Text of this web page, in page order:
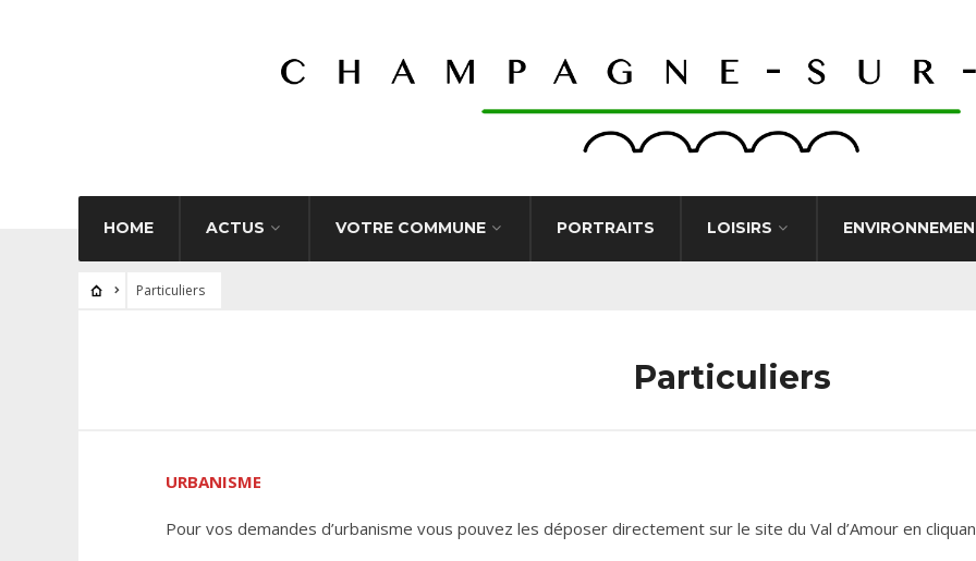
HOME ACTUS VOTRE COMMUNE PORTRAITS LOISIRS
Particuliers
Particuliers
URBANISME
Pour vos demandes d’urbanisme vous pouvez les déposer directement sur le site du Val d’Amour en